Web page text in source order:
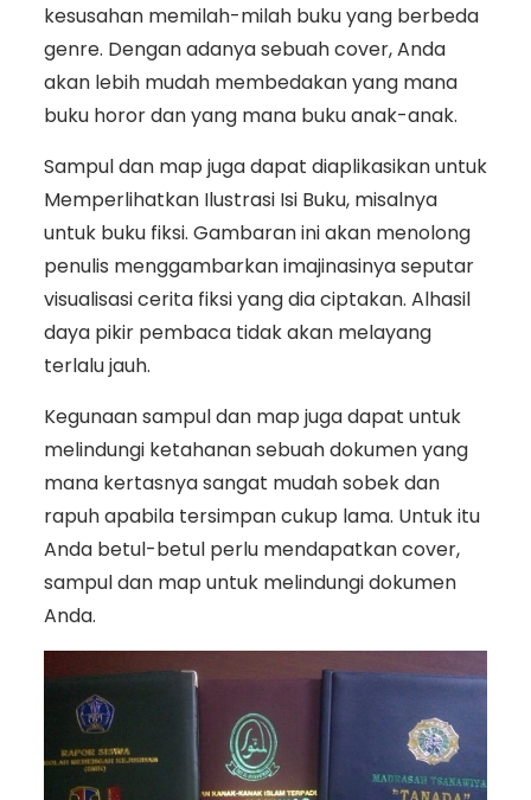
kesusahan memilah-milah buku yang berbeda
genre. Dengan adanya sebuah cover, Anda
akan lebih mudah membedakan yang mana
buku horor dan yang mana buku anak-anak.
Sampul dan map juga dapat diaplikasikan untuk
Memperlihatkan Ilustrasi Isi Buku, misalnya
untuk buku fiksi. Gambaran ini akan menolong
penulis menggambarkan imajinasinya seputar
visualisasi cerita fiksi yang dia ciptakan. Alhasil
daya pikir pembaca tidak akan melayang
terlalu jauh.
Kegunaan sampul dan map juga dapat untuk
melindungi ketahanan sebuah dokumen yang
mana kertasnya sangat mudah sobek dan
rapuh apabila tersimpan cukup lama. Untuk itu
Anda betul-betul perlu mendapatkan cover,
sampul dan map untuk melindungi dokumen
Anda.